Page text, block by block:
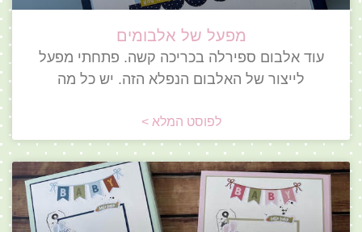
מפעל של אלבומים
עוד אלבום ספירלה בכריכה קשה. פתחתי מפעל
לייצור של האלבום הנפלא הזה. יש כל מה
לפוסט המלא >